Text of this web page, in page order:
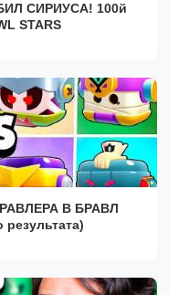
СИРИУСА! 100й
STARS
В БРАВЛ